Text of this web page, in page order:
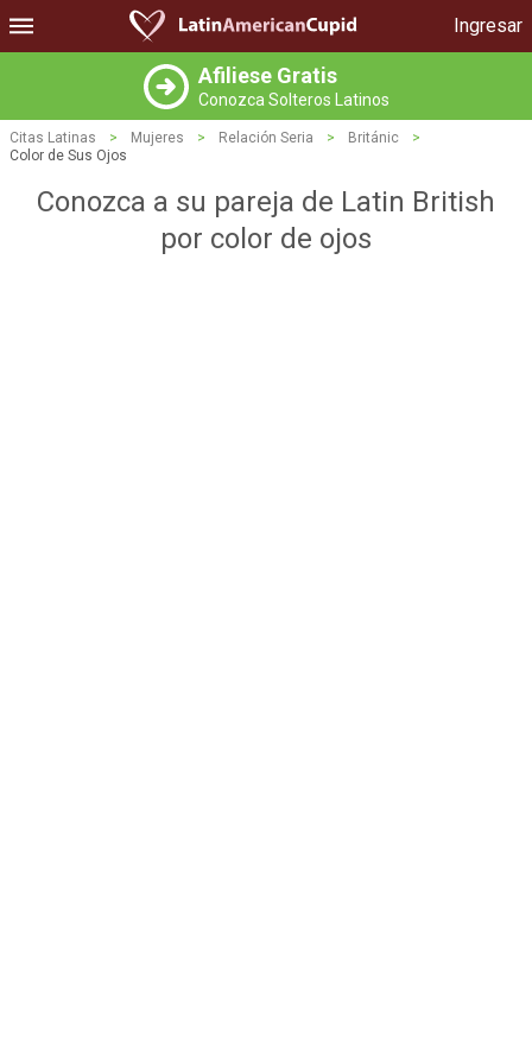
Ingresar
Afiliese Gratis
Conozca Solteros Latinos
Citas Latinas > Mujeres > Relación Seria > Británic
>
Color de Sus Ojos
Conozca a su pareja de Latin British
por color de ojos